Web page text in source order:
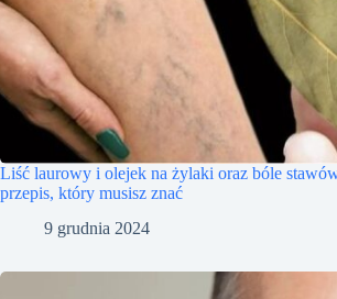
Liść laurowy i olejek na żylaki oraz bóle
przepis, który musisz znać
9 grudnia 2024